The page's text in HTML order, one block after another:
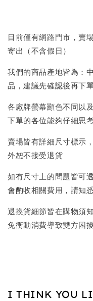
目前僅有網路門市，賣
寄出（不含假日）
我們的商品產地皆為：
品，建議先確認後再下
各廠牌螢幕顯色不同以
下單的各位能夠仔細思
賣場皆有詳細尺寸標示
外恕不接受退貨
如有尺寸上的問題皆可
會酌收相關費用，請知悉
退換貨細節皆在購物須
免衝動消費導致雙方困擾
I THINK YOU